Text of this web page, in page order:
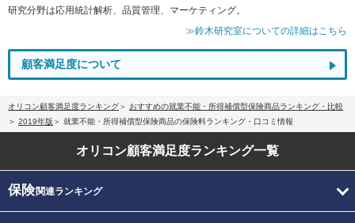
研究分野は応用統計解析、品質管理、マーケティング。
≫鈴木研究室についての詳細はこちら
顧客満足度について
オリコン顧客満足度ランキング
おすすめの就業不能・所得補償型保険商品ランキング・比較
2019年版
就業不能・所得補償型保険商品の保険料ランキング・口コミ情報
オリコン顧客満足度ランキング一覧
保険関連ランキング